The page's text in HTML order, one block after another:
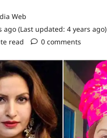
Web
ago (Last updated: 4 years ago)
read
0 comments